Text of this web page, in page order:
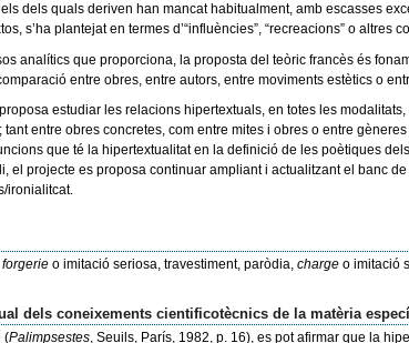
dels quals deriven han mancat habitualment, amb escasses
s’ha plantejat en termes d’“influències”, “recreacions” o altres
analítics que proporciona, la proposta del teòric francès és
entre obres, entre autors, entre moviments estètics o
estudiar les relacions hipertextuals, en totes les
tant entre obres concretes, com entre mites i obres o entre
que té la hipertextualitat en la definició de les poètiques
el projecte es proposa continuar ampliant i actualitzant el banc
ironialitcat.
forgerie o imitació seriosa, travestiment, paròdia, charge o imitació
dels coneixements cientificotècnics de la matèria
(Palimpsestes, Seuils, París, 1982, p. 16), es pot afirmar que la